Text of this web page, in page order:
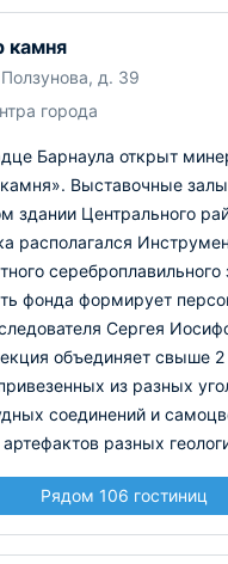
камня
д. 39
города
Барнаула открыт
Выставочные
здании Центрального
располагался
сереброплавильного
фонда формирует
Сергея
объединяет свыше 2
из разных
соединений и
разных
Рядом 106 гостиниц